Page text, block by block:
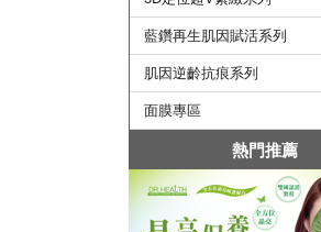
藍鑽再生肌因賦活系列
肌因逆齡抗痕系列
面膜專區
熱門推薦